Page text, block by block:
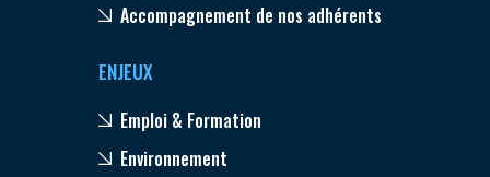
Accompagnement de nos adhérents
ENJEUX
Emploi & Formation
Environnement